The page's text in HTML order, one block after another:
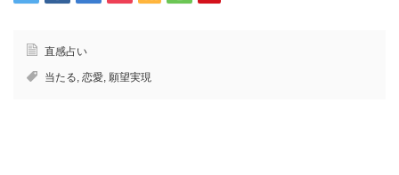
直感占い
当たる, 恋愛, 願望実現